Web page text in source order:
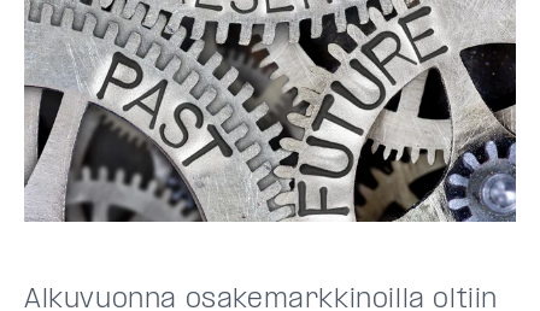
Alkuvuonna osakemarkkinoilla oltiin